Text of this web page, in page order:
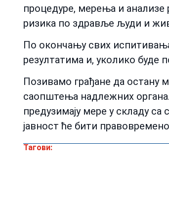
процедуре, мерења и
ризика по здравље људи и
По окончању свих
резултатима и, уколико буде
Позивамо грађане да остану
саопштења надлежних
предузимају мере у складу
јавност ће бити
Тагови: